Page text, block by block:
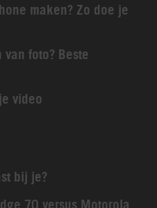
maken? Zo doe je
foto? Beste
video
bij je?
70 versus Motorola